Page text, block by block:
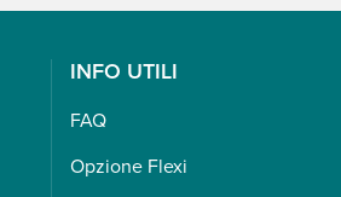
INFO UTILI
FAQ
Opzione Flexi